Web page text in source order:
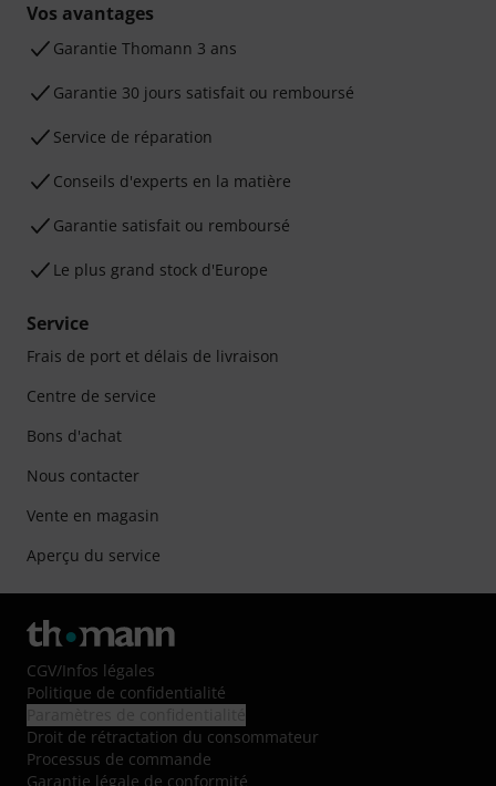
Vos avantages
Ga­ran­tie Thomann 3 ans
Garantie 30 jours satisfait ou remboursé
Service de réparation
Conseils d'experts en la matière
Garantie satisfait ou remboursé
Le plus grand stock d'Europe
Service
Frais de port et délais de livraison
Centre de service
Bons d'achat
Nous contacter
Vente en magasin
Aperçu du service
CGV/Infos légales
Politique de confidentialité
Droit de rétractation du consommateur
Processus de commande
Garantie légale de conformité